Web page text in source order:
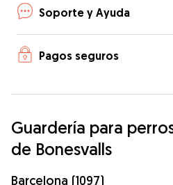
Soporte y Ayuda
Pagos seguros
Guardería para
de Bonesvalls
Barcelona (1097)